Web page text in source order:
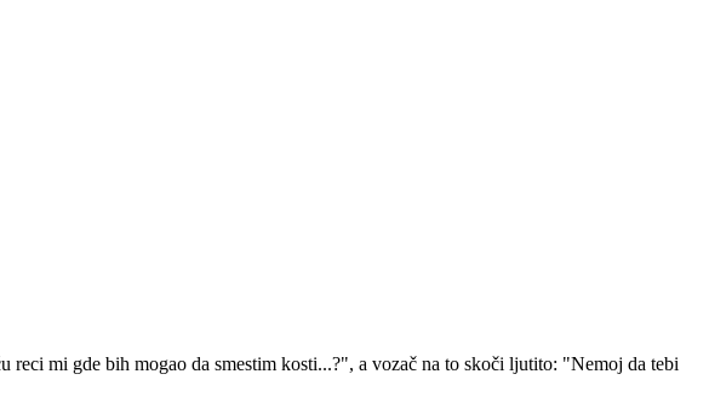
mi gde bih mogao da smestim kosti...?", a vozač na to skoči ljutito: "Nemoj da tebi